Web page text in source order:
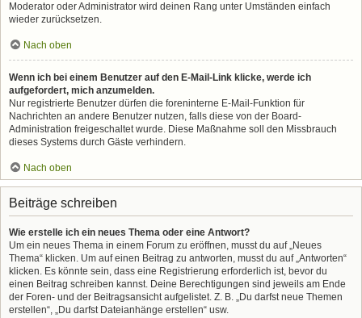
Moderator oder Administrator wird deinen Rang unter Umständen einfach
wieder zurücksetzen.
Nach oben
Wenn ich bei einem Benutzer auf den E-Mail-Link klicke, werde ich
aufgefordert, mich anzumelden.
Nur registrierte Benutzer dürfen die foreninterne E-Mail-Funktion für
Nachrichten an andere Benutzer nutzen, falls diese von der Board-
Administration freigeschaltet wurde. Diese Maßnahme soll den Missbrauch
dieses Systems durch Gäste verhindern.
Nach oben
Beiträge schreiben
Wie erstelle ich ein neues Thema oder eine Antwort?
Um ein neues Thema in einem Forum zu eröffnen, musst du auf „Neues
Thema“ klicken. Um auf einen Beitrag zu antworten, musst du auf „Antworten“
klicken. Es könnte sein, dass eine Registrierung erforderlich ist, bevor du
einen Beitrag schreiben kannst. Deine Berechtigungen sind jeweils am Ende
der Foren- und der Beitragsansicht aufgelistet. Z. B. „Du darfst neue Themen
erstellen“, „Du darfst Dateianhänge erstellen“ usw.